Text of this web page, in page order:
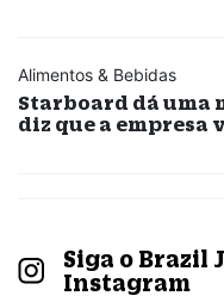
Alimentos & Bebidas
Starboard dá uma
diz que a empresa
Siga o Brazil
Instagram